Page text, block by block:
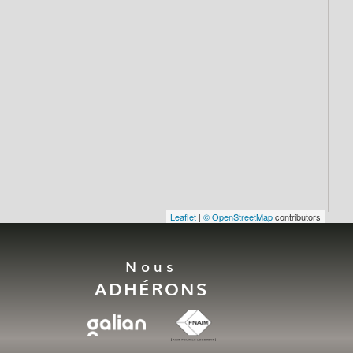
Leaflet | © OpenStreetMapcontributors
Nous
ADHÉRONS